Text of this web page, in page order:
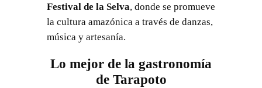
Festival de la Selva, donde se promueve
la cultura amazónica a través de danzas,
música y artesanía.
Lo mejor de la gastronomía
de Tarapoto